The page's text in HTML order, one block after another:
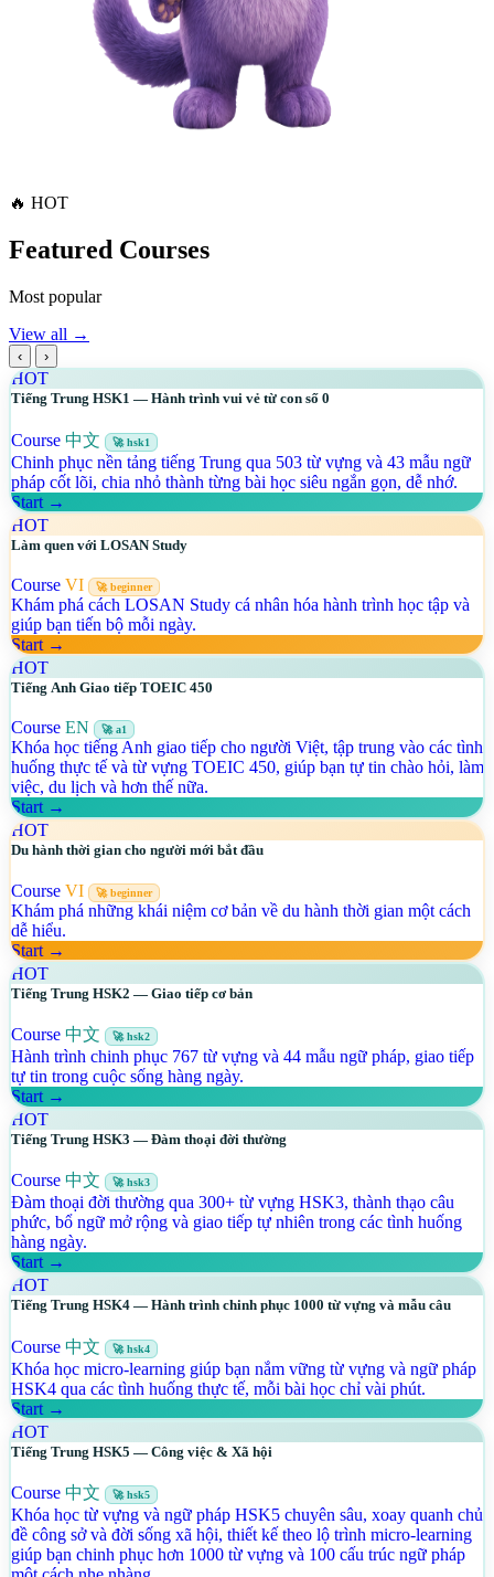
🔥 HOT
Featured Courses
Most popular
View all →
‹ ›
HOT
Tiếng Trung HSK1 — Hành trình vui vẻ từ con số 0
Course 中文 🚀 hsk1
Chinh phục nền tảng tiếng Trung qua 503 từ vựng và 43 mẫu ngữ
pháp cốt lõi, chia nhỏ thành từng bài học siêu ngắn gọn, dễ nhớ.
Start →
HOT
Làm quen với LOSAN Study
Course VI 🚀 beginner
Khám phá cách LOSAN Study cá nhân hóa hành trình học tập và
giúp bạn tiến bộ mỗi ngày.
Start →
HOT
Tiếng Anh Giao tiếp TOEIC 450
Course EN 🚀 a1
Khóa học tiếng Anh giao tiếp cho người Việt, tập trung vào các tình
huống thực tế và từ vựng TOEIC 450, giúp bạn tự tin chào hỏi, làm
việc, du lịch và hơn thế nữa.
Start →
HOT
Du hành thời gian cho người mới bắt đầu
Course VI 🚀 beginner
Khám phá những khái niệm cơ bản về du hành thời gian một cách
dễ hiểu.
Start →
HOT
Tiếng Trung HSK2 — Giao tiếp cơ bản
Course 中文 🚀 hsk2
Hành trình chinh phục 767 từ vựng và 44 mẫu ngữ pháp, giao tiếp
tự tin trong cuộc sống hàng ngày.
Start →
HOT
Tiếng Trung HSK3 — Đàm thoại đời thường
Course 中文 🚀 hsk3
Đàm thoại đời thường qua 300+ từ vựng HSK3, thành thạo câu
phức, bổ ngữ mở rộng và giao tiếp tự nhiên trong các tình huống
hàng ngày.
Start →
HOT
Tiếng Trung HSK4 — Hành trình chinh phục 1000 từ vựng và mẫu câu
Course 中文 🚀 hsk4
Khóa học micro-learning giúp bạn nắm vững từ vựng và ngữ pháp
HSK4 qua các tình huống thực tế, mỗi bài học chỉ vài phút.
Start →
HOT
Tiếng Trung HSK5 — Công việc & Xã hội
Course 中文 🚀 hsk5
Khóa học từ vựng và ngữ pháp HSK5 chuyên sâu, xoay quanh chủ
đề công sở và đời sống xã hội, thiết kế theo lộ trình micro-learning
giúp bạn chinh phục hơn 1000 từ vựng và 100 cấu trúc ngữ pháp